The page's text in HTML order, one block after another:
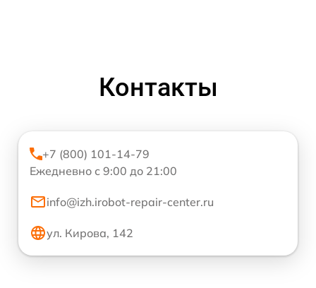
Контакты
+7 (800) 101-14-79
Ежедневно с 9:00 до 21:00
info@izh.irobot-repair-center.ru
ул. Кирова, 142